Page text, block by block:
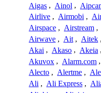
Aigas , Ainol ,
Airlive , Airmobi ,
Airspace , Airstream ,
Airwave , Ait , Aitek ,
Akai , Akaso , Akeia ,
Akuvox , Alarm.com ,
Alecto , Alertme ,
Ali , Ali Express ,